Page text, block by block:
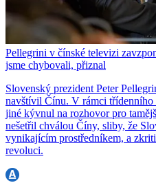
Pellegrini v čínské televizi
jsme chybovali, přiznal
Slovenský prezident Peter
navštívil Čínu. V rámci
jiné kývnul na rozhovor pro
nešetřil chválou Číny, sliby, že
vynikajícím prostředníkem, a
revoluci.